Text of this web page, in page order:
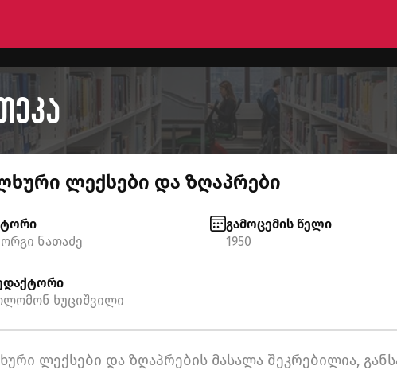
ლექსები და ზღაპრები
ნათაძე
გამოცემის წელი
1950
ხუციშვილი
ლექსები და ზღაპრების მასალა შეკრებილია,